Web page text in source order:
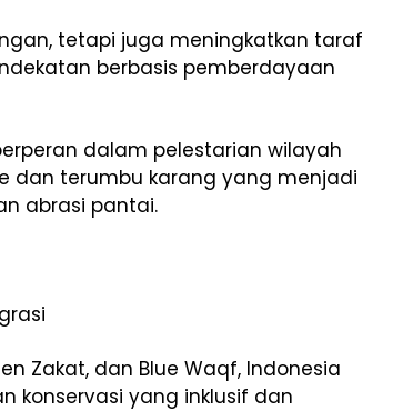
tetapi juga meningkatkan taraf
berbasis pemberdayaan
dalam pelestarian wilayah
dan terumbu karang yang menjadi
abrasi pantai.
Zakat, dan Blue Waqf, Indonesia
konservasi yang inklusif dan